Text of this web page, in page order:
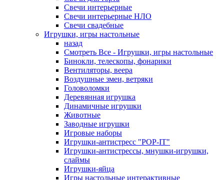
Свечи интерьерные
Свечи интерьерные НЛО
Свечи свадебные
Игрушки, игры настольные
назад
Смотреть Все - Игрушки, игры настольные
Бинокли, телескопы, фонарики
Вентиляторы, веера
Воздушные змеи, ветряки
Головоломки
Деревянная игрушка
Динамичные игрушки
Животные
Заводные игрушки
Игровые наборы
Игрушки-антистресс "POP-IT"
Игрушки-антистрессы, мнушки-игрушки,
слаймы
Игрушки-яйца
Игры настольные интерактивные